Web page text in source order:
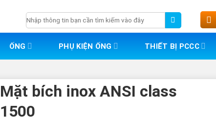
Tìm
kiếm:
ỐNG PHỤ KIỆN ỐNG THIẾT BỊ PCCC
Mặt bích inox ANSI class
1500